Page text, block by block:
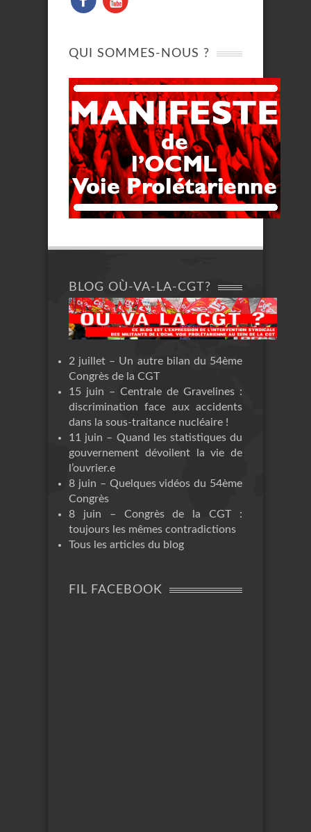
QUI SOMMES-NOUS ?
BLOG OÙ-VA-LA-CGT?
2 juillet – Un autre bilan du 54ème
Congrès de la CGT
15 juin – Centrale de Gravelines :
discrimination face aux accidents
dans la sous-traitance nucléaire !
11 juin – Quand les statistiques du
gouvernement dévoilent la vie de
l’ouvrier.e
8 juin – Quelques vidéos du 54ème
Congrès
8 juin – Congrès de la CGT :
toujours les mêmes contradictions
Tous les articles du blog
FIL FACEBOOK